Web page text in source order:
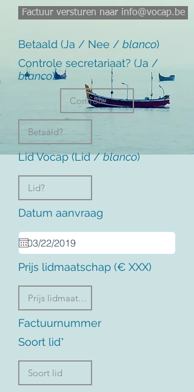
Factuur versturen naar info@vocap.be
Betaald (Ja / Nee / blanco)
Controle secretariaat? (Ja /
blanco)
Lid Vocap (Lid /blanco)
Datum aanvraag
Prijs lidmaatschap (€ XXX)
Factuurnummer
Soort lid*